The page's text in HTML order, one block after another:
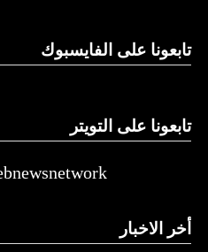
النهار
تابعونا على الفايسبوك
تابعونا على التويتر
أخر الاخبار